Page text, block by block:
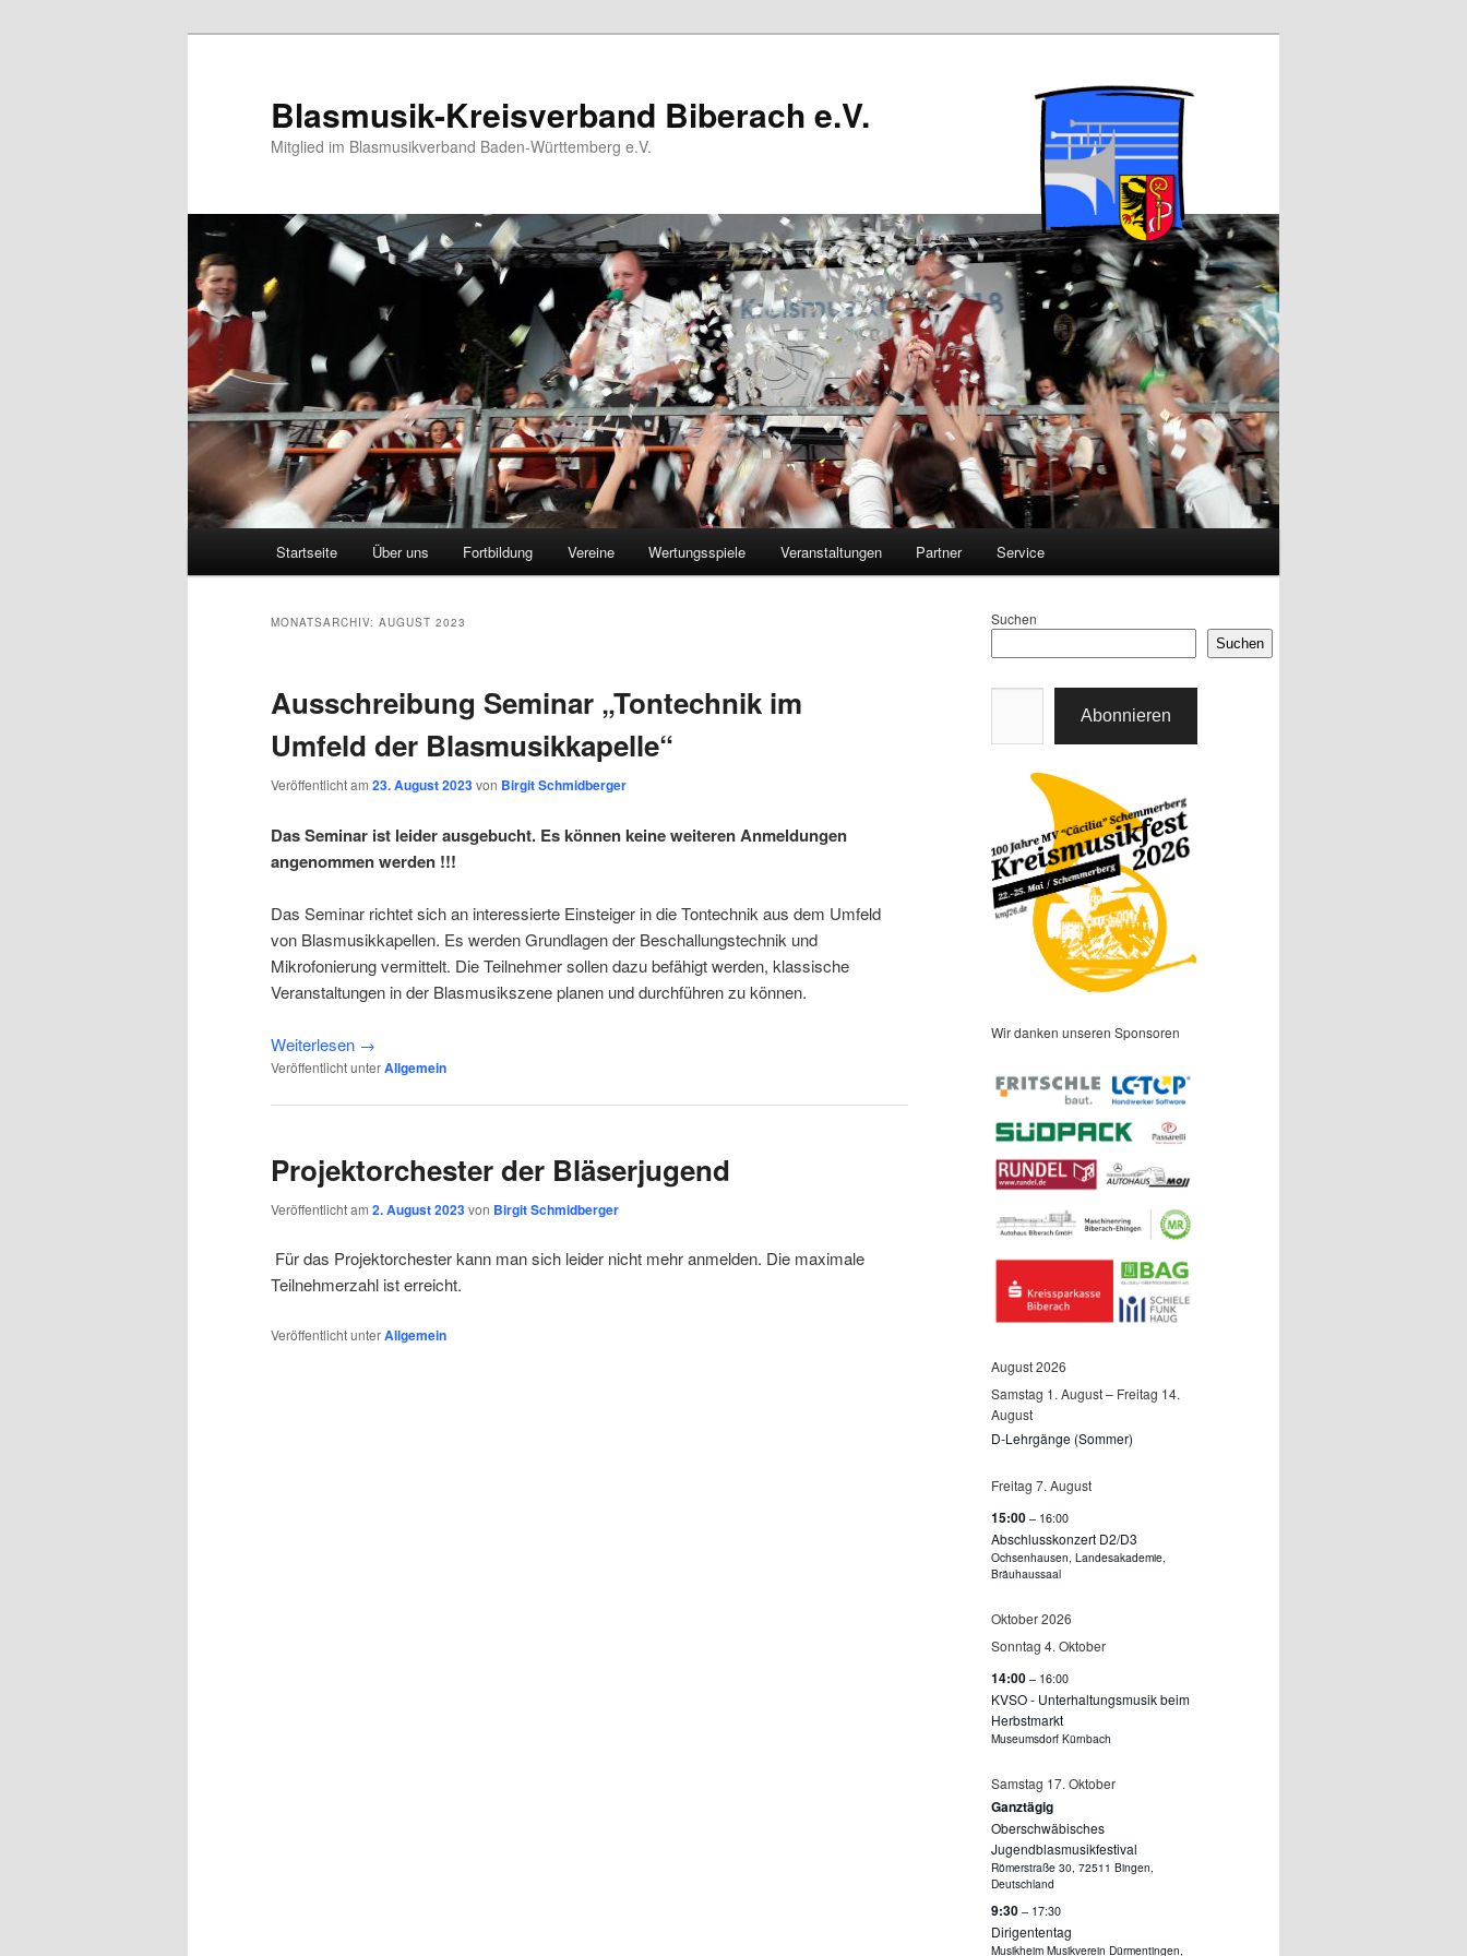
Blasmusik-Kreisverband Biberach e.V.
Mitglied im Blasmusikverband Baden-Württemberg e.V.
Zum
springen
Zum
springen
Startseite Über uns Fortbildung Vereine Wertungsspiele Veranstaltungen Partner Service
MONATSARCHIV: AUGUST 2023
Ausschreibung Seminar „Tontechnik im
Umfeld der Blasmusikkapelle“
Veröffentlicht am 23. August 2023von Birgit Schmidberger
Das Seminar ist leider ausgebucht. Es können keine weiteren Anmeldungen
angenommen werden !!!
Das Seminar richtet sich an interessierte Einsteiger in die Tontechnik aus dem Umfeld
von Blasmusikkapellen. Es werden Grundlagen der Beschallungstechnik und
Mikrofonierung vermittelt. Die Teilnehmer sollen dazu befähigt werden, klassische
Veranstaltungen in der Blasmusikszene planen und durchführen zu können.
Weiterlesen →
Veröffentlicht unterAllgemein
Projektorchester der Bläserjugend
Veröffentlicht am 2. August 2023von Birgit Schmidberger
Für das Projektorchester kann man sich leider nicht mehr anmelden. Die maximale
Teilnehmerzahl ist erreicht.
Veröffentlicht unterAllgemein
Suchen
Suchen
E-Mail-Adresse
Abonnieren
Wir danken unseren Sponsoren
August 2026
Samstag 1.August– Freitag 14.
August
D-Lehrgänge (Sommer)
Freitag 7.August
15:00 – 16:00
Abschlusskonzert D2/D3
Ochsenhausen, Landesakademie,
Bräuhaussaal
Oktober 2026
Sonntag 4.Oktober
14:00 – 16:00
KVSO - Unterhaltungsmusik beim
Herbstmarkt
Museumsdorf Kürnbach
Samstag 17.Oktober
Ganztägig
Oberschwäbisches
Jugendblasmusikfestival
Römerstraße 30, 72511 Bingen,
Deutschland
9:30 – 17:30
Dirigententag
Musikheim Musikverein Dürmentingen,